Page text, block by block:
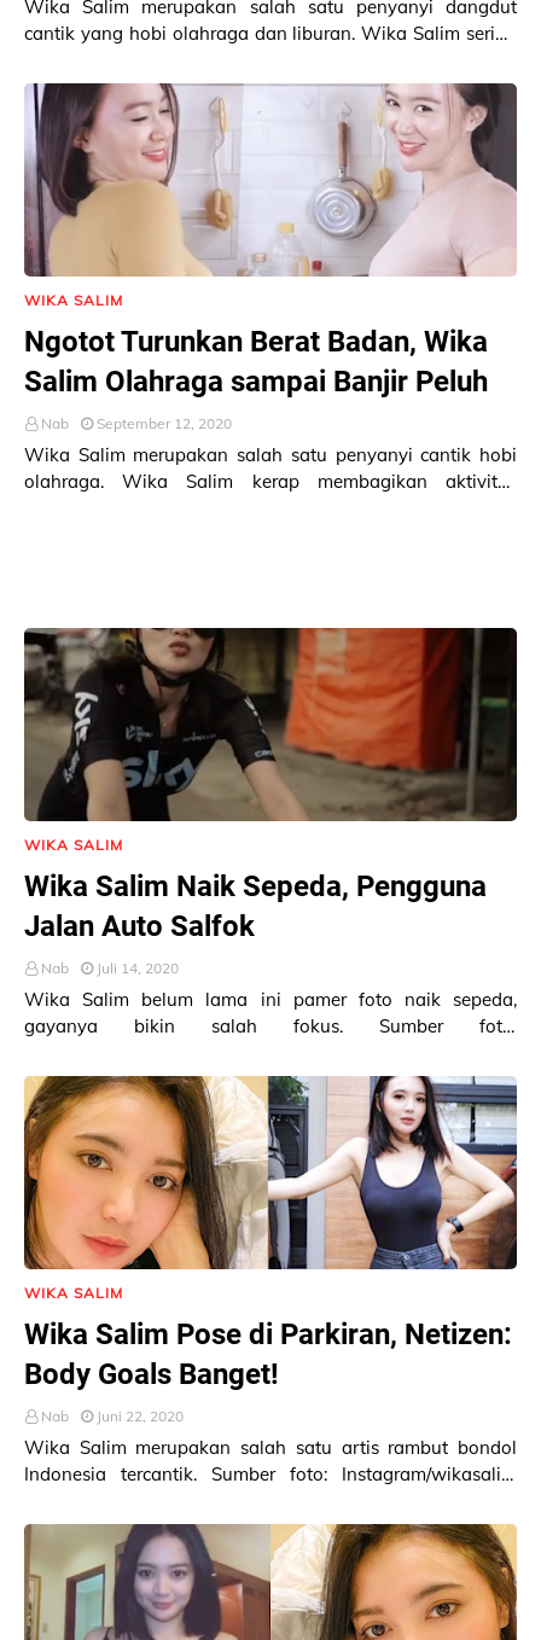
Wika Salim merupakan salah satu penyanyi dangdut
cantik yang hobi olahraga dan liburan. Wika Salim sering
WIKA SALIM
Ngotot Turunkan Berat Badan, Wika
Salim Olahraga sampai Banjir Peluh
Nab September 12, 2020
Wika Salim merupakan salah satu penyanyi cantik hobi
olahraga. Wika Salim kerap membagikan aktivitas
WIKA SALIM
Wika Salim Naik Sepeda, Pengguna
Jalan Auto Salfok
Nab Juli 14, 2020
Wika Salim belum lama ini pamer foto naik sepeda,
gayanya bikin salah fokus. Sumber foto:
WIKA SALIM
Wika Salim Pose di Parkiran, Netizen:
Body Goals Banget!
Nab Juni 22, 2020
Wika Salim merupakan salah satu artis rambut bondol
Indonesia tercantik. Sumber foto: Instagram/wikasalim